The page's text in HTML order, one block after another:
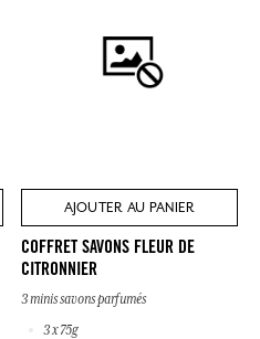
AJOUTER AU PANIER
COFFRET SAVONS FLEUR DE
CITRONNIER
3 minis savons parfumés
3 x 75g